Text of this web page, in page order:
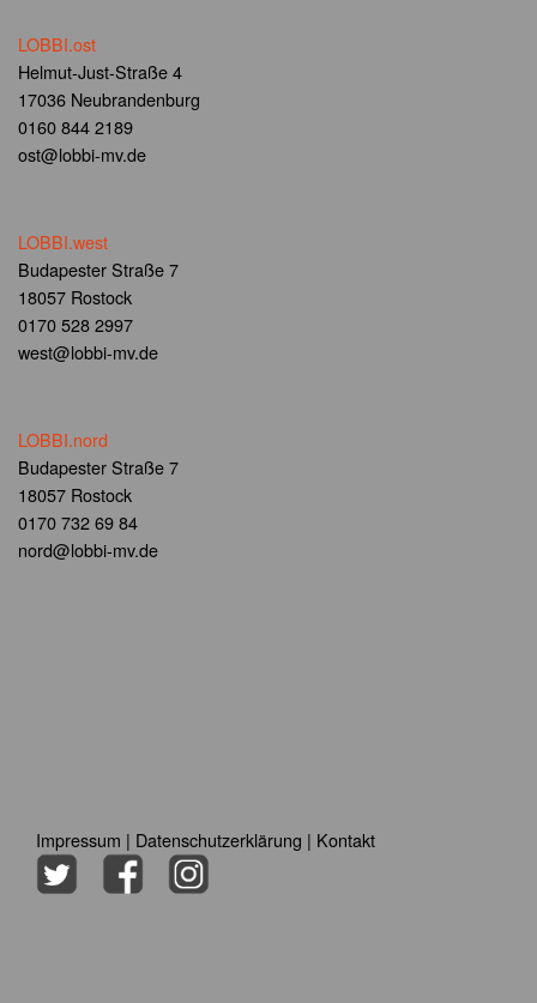
LOBBI.ost
Helmut-Just-Straße 4
17036 Neubrandenburg
0160 844 2189
ost@lobbi-mv.de
LOBBI.west
Budapester Straße 7
18057 Rostock
0170 528 2997
west@lobbi-mv.de
LOBBI.nord
Budapester Straße 7
18057 Rostock
0170 732 69 84
nord@lobbi-mv.de
Impressum | Datenschutzerklärung | Kontakt